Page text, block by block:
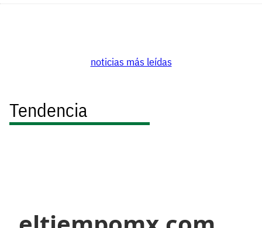
noticias más leídas
Tendencia